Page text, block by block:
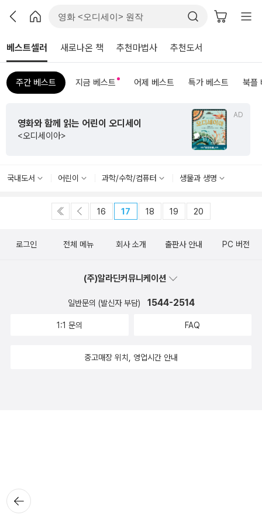
베스트셀러 새로나온 책 추천마법사 추천도서
주간 베스트 지금 베스트 어제 베스트 특가 베스트 북플
AD
영화와 함께 읽는 어린이 오디세이
<오디세이아>
국내도서 어린이 과학/수학/컴퓨터 생물과 생명
16 17 18 19 20
뒤로가
기
로그인 전체 메뉴 회사 소개 출판사 안내 PC 버전
(주)알라딘커뮤니케이션
일반문의 (발신자 부담) 1544-2514
1:1 문의 FAQ
중고매장 위치, 영업시간 안내